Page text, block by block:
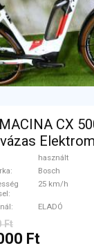
CX
cross 25
használt
használt
Bosch
25 km/h
ELADÓ
Ft
Ft